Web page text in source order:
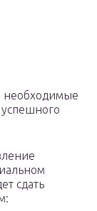
необходимые
сдать